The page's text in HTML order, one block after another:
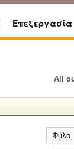
All